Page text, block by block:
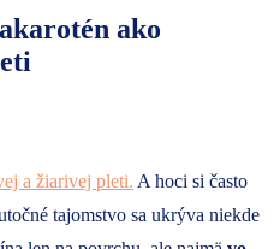
ako
a žiarivej pleti. A hoci si často
tajomstvo sa ukrýva niekde